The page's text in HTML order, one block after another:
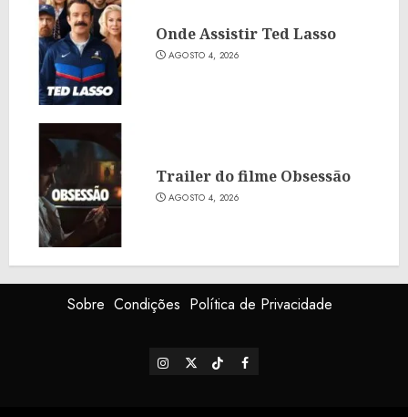
Onde Assistir Ted Lasso
AGOSTO 4, 2026
Trailer do filme Obsessão
AGOSTO 4, 2026
Sobre Condições Política de Privacidade
Instagram
X TikTokFacebook